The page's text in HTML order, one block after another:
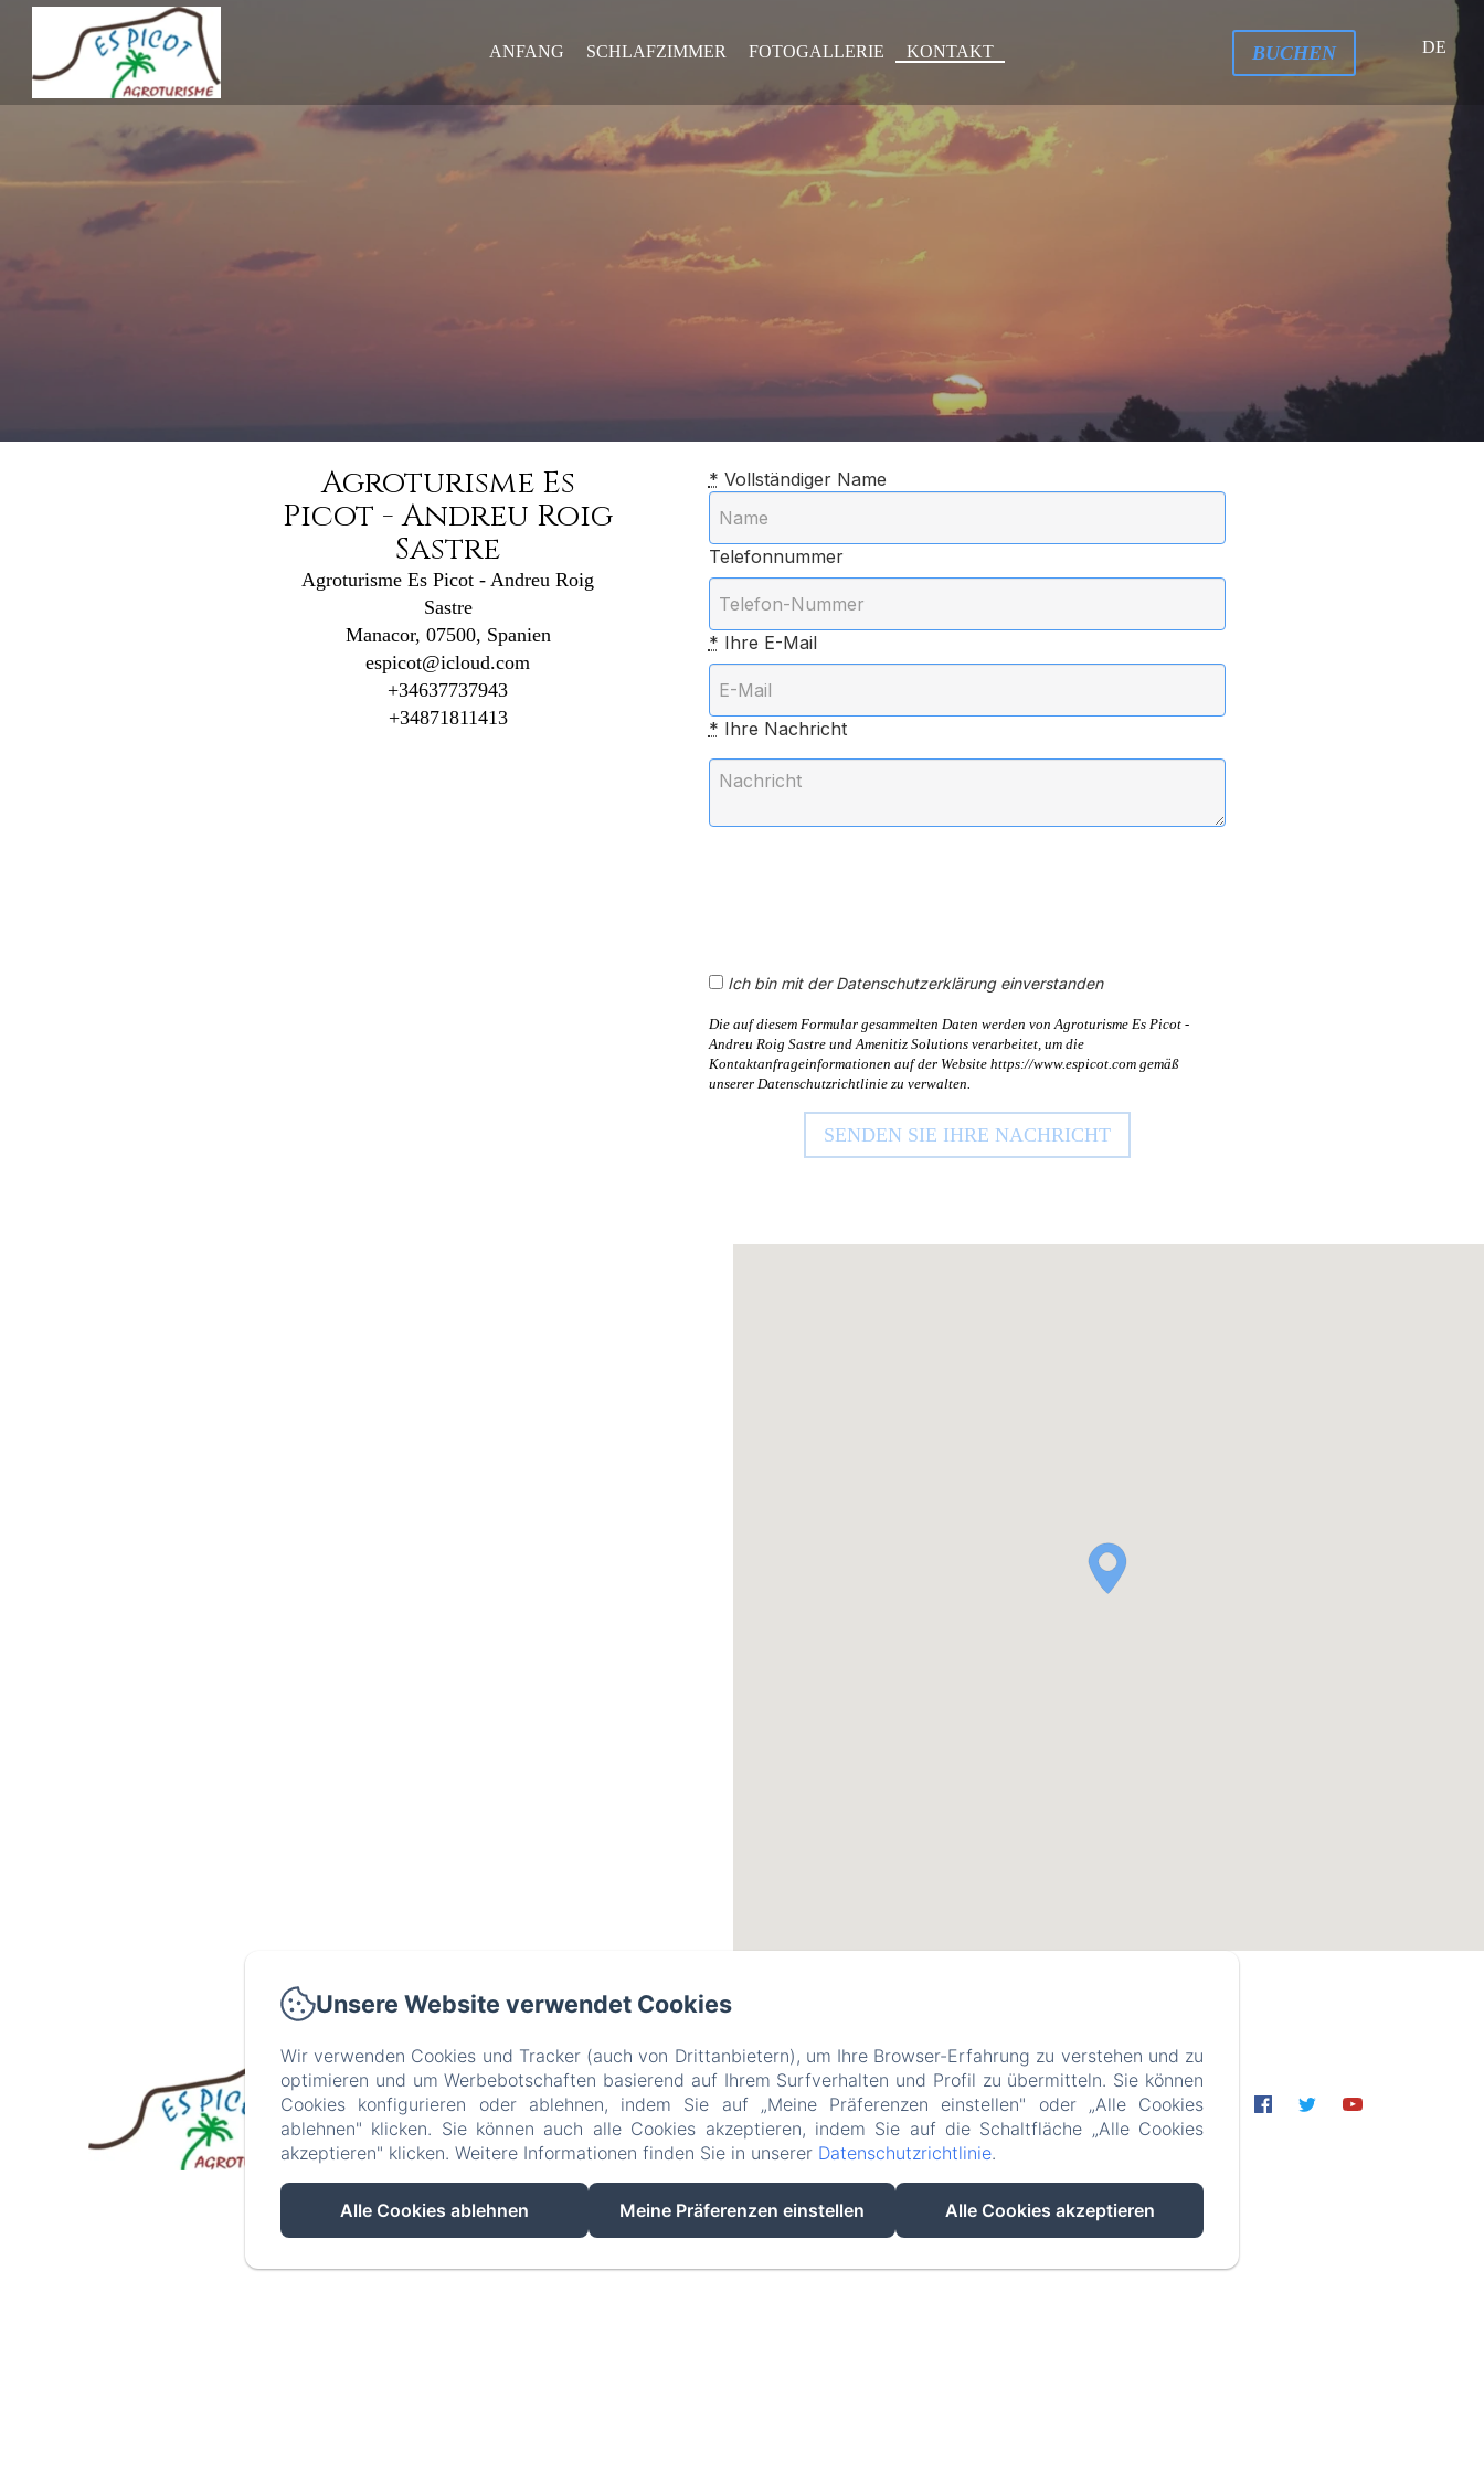
ANFANG SCHLAFZIMMER FOTOGALLERIE KONTAKT BUCHEN DE
Agroturisme Es
Picot - Andreu Roig
Sastre
Agroturisme Es Picot - Andreu Roig
Sastre
Manacor, 07500, Spanien
espicot@icloud.com
+34637737943
+34871811413
* Vollständiger Name
Telefonnummer
* Ihre E-Mail
* Ihre Nachricht
Ich bin mit der Datenschutzerklärung einverstanden
Die auf diesem Formular gesammelten Daten werden von Agroturisme Es Picot -
Andreu Roig Sastre und Amenitiz Solutions verarbeitet, um die
Kontaktanfrageinformationen auf der Website https://www.espicot.com gemäß
unserer Datenschutzrichtlinie zu verwalten.
Telefonnummer: +34637737943 / +34871811413 espicot@icloud.com
Anfang Schlafzimmer Kontakt Datenschutzerklärung
Rechtliche Informationen Cookie-Informationen
Powered mit Amenitiz
Unsere Website verwendet Cookies
Wir verwenden Cookies und Tracker (auch von Drittanbietern), um Ihre Browser-Erfahrung zu verstehen und zu
optimieren und um Werbebotschaften basierend auf Ihrem Surfverhalten und Profil zu übermitteln. Sie können
Cookies konfigurieren oder ablehnen, indem Sie auf „Meine Präferenzen einstellen" oder „Alle Cookies
ablehnen" klicken. Sie können auch alle Cookies akzeptieren, indem Sie auf die Schaltfläche „Alle Cookies
akzeptieren" klicken. Weitere Informationen finden Sie in unserer Datenschutzrichtlinie.
Alle Cookies ablehnen Meine Präferenzen einstellen Alle Cookies akzeptieren